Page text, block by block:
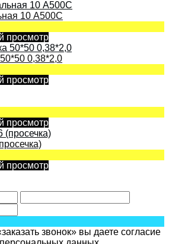
10 А500С
просмотр
0,38*2,0
просмотр
просмотр
просмотр
звонок» вы даете согласие